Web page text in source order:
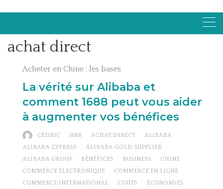
achat direct
Acheter en Chine : les bases
La vérité sur Alibaba et
comment 1688 peut vous aider
à augmenter vos bénéfices
CÉDRIC 1688 ACHAT DIRECT
ALIBABA
ALIBABA EXPRESS
ALIBABA GOLD SUPPLIER
ALIBABA GROUP
BÉNÉFICES BUSINESS
CHINE
COMMERCE ÉLECTRONIQUE
COMMERCE EN LIGNE
COMMERCE INTERNATIONAL
COÛTS
ÉCONOMIES